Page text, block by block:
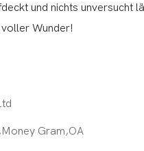
und nichts unversucht
Wunder!
Gram,OA